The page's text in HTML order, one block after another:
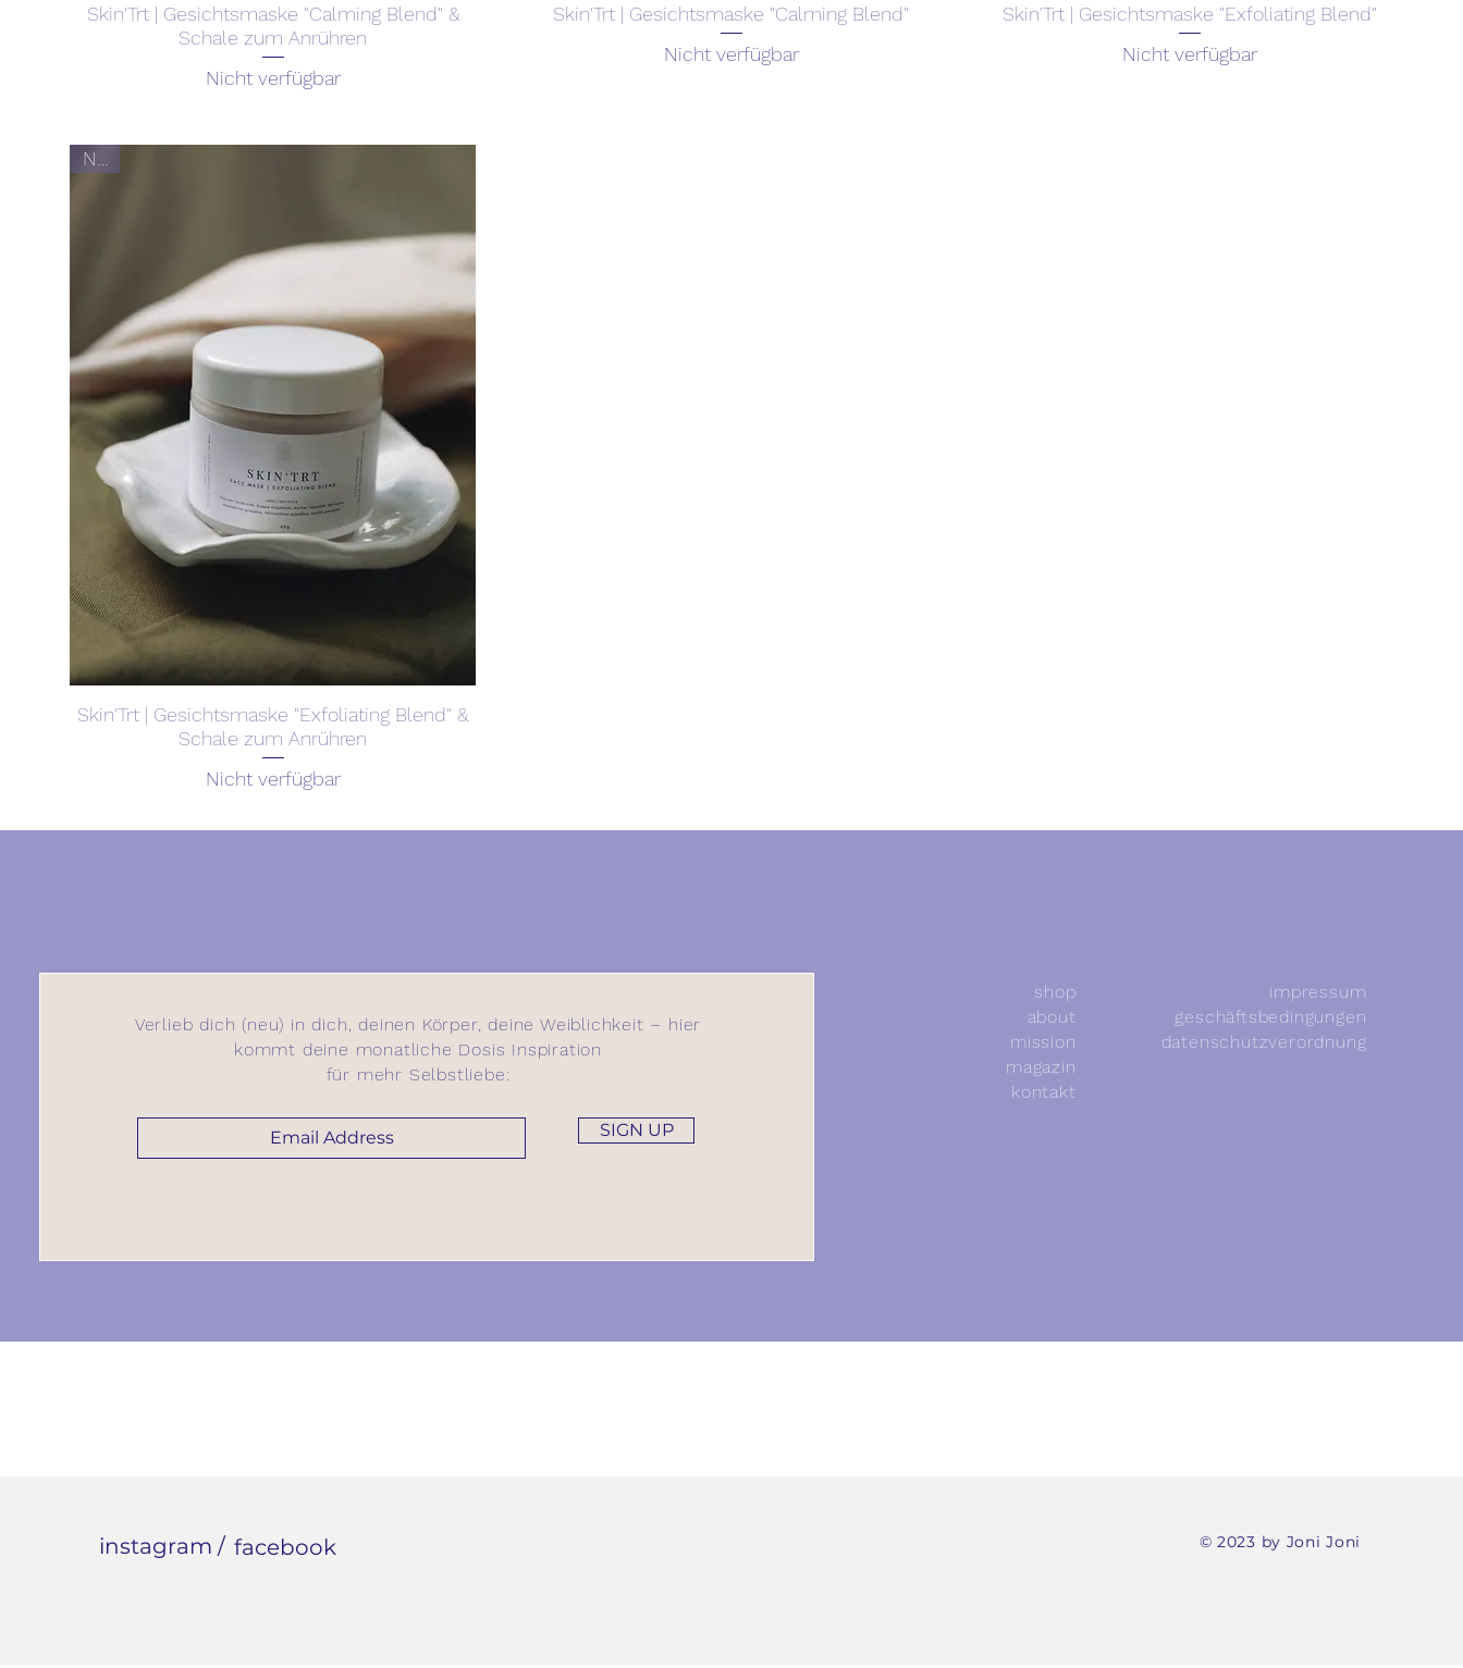
Skin'Trt | Gesichtsmaske "Calming Blend" &
Schale zum Anrühren
Nicht verfügbar
Skin'Trt | Gesichtsmaske "Calming Blend"
Nicht verfügbar
Skin'Trt | Gesichtsmaske "Exfoliating Blend"
Nicht verfügbar
Skin'Trt | Gesichtsmaske "Exfoliating Blend" &
Schale zum Anrühren
Nicht verfügbar
Verlieb dich (neu) in dich, deinen Körper, deine Weiblichkeit – hier
kommt deine monatliche Dosis Inspiration
für mehr Selbstliebe:
SIGN UP
shop
about
mission
magazin
kontakt
impressum
geschäftsbedingungen
datenschutzverordnung
instagram / facebook © 2023 by Joni Joni